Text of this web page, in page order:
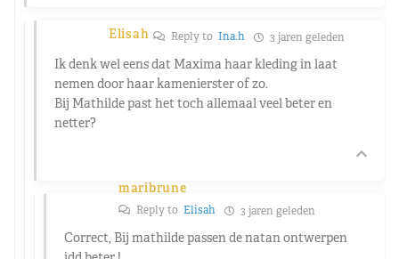
Elisah Reply toIna.h 3 jaren geleden
Ik denk wel eens dat Maxima haar kleding in laat
nemen door haar kamenierster of zo.
Bij Mathilde past het toch allemaal veel beter en
netter?
maribrune
Reply to Elisah 3 jaren geleden
Correct, Bij mathilde passen de natan ontwerpen